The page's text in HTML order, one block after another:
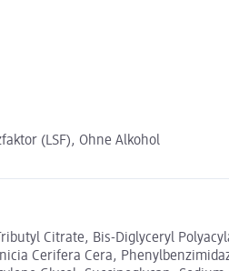
(LSF), Ohne Alkohol
Citrate, Bis-Diglyceryl
Cerifera Cera,